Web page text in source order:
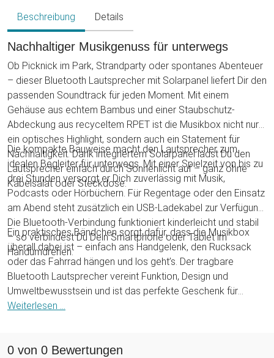
Beschreibung Details
Nachhaltiger Musikgenuss für unterwegs
Ob Picknick im Park, Strandparty oder spontanes Abenteuer
– dieser Bluetooth Lautsprecher mit Solarpanel liefert Dir den
passenden Soundtrack für jeden Moment. Mit einem
Gehäuse aus echtem Bambus und einer Staubschutz-
Abdeckung aus recyceltem RPET ist die Musikbox nicht nur
ein optisches Highlight, sondern auch ein Statement für
Nachhaltigkeit. Dank integriertem Solarpanel lädst Du den
Lautsprecher einfach durch Sonnenlicht auf – ganz ohne
Kabelsalat oder Steckdose.
Die kompakte Bauweise macht den Lautsprecher zum
idealen Begleiter für unterwegs. Mit einer Spielzeit von bis zu
drei Stunden versorgt er Dich zuverlässig mit Musik,
Podcasts oder Hörbüchern. Für Regentage oder den Einsatz
am Abend steht zusätzlich ein USB-Ladekabel zur Verfügung.
Die Bluetooth-Verbindung funktioniert kinderleicht und stabil
– so verbindest Du Dein Smartphone oder Tablet im
Handumdrehen.
Ein praktisches Bändchen sorgt dafür, dass die Musikbox
überall dabei ist – einfach ans Handgelenk, den Rucksack
oder das Fahrrad hängen und los geht’s. Der tragbare
Bluetooth Lautsprecher vereint Funktion, Design und
Umweltbewusstsein und ist das perfekte Geschenk für
Technikfans, Outdoorfreunde oder alle, die Musik am liebsten
Weiterlesen ...
0 von 0 Bewertungen